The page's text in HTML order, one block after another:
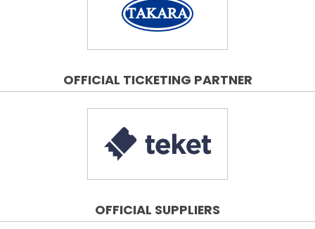
OFFICIAL TICKETING PARTNER
OFFICIAL SUPPLIERS